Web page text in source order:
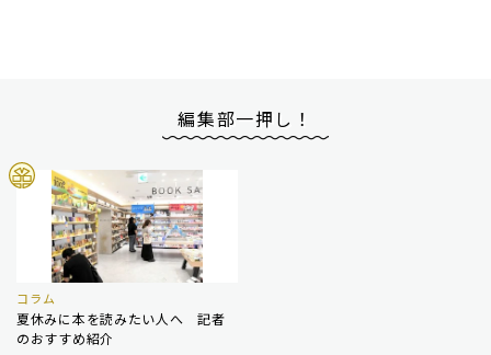
編集部一押し！
コラム
夏休みに本を読みたい人へ 記者
のおすすめ紹介